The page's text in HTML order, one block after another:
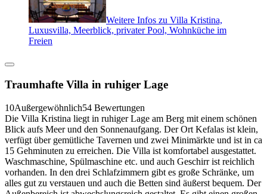
Weitere Infos zu Villa Kristina,
Luxusvilla, Meerblick, privater Pool, Wohnküche im
Freien
Traumhafte Villa in ruhiger Lage
10Außergewöhnlich54 Bewertungen
Die Villa Kristina liegt in ruhiger Lage am Berg mit einem schönen
Blick aufs Meer und den Sonnenaufgang. Der Ort Kefalas ist klein,
verfügt über gemütliche Tavernen und zwei Minimärkte und ist in ca
15 Gehminuten zu erreichen. Die Villa ist komfortabel ausgestattet.
Waschmaschine, Spülmaschine etc. und auch Geschirr ist reichlich
vorhanden. In den drei Schlafzimmern gibt es große Schränke, um
alles gut zu verstauen und auch die Betten sind äußerst bequem. Der